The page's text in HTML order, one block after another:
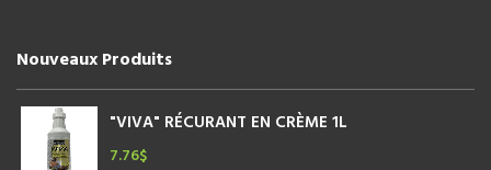
Nouveaux Produits
"VIVA" RÉCURANT EN CRÈME 1L
7.76$